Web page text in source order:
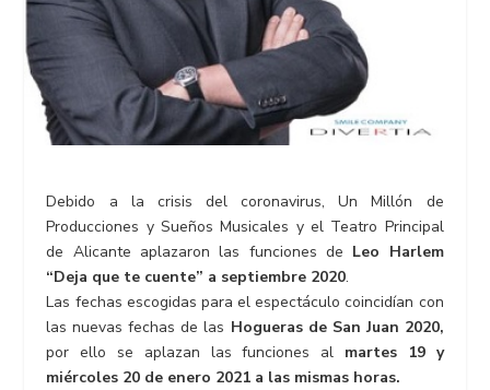
Debido a la crisis del coronavirus, Un Millón de
Producciones y Sueños Musicales y el Teatro Principal
de Alicante aplazaron las funciones de Leo Harlem
“Deja que te cuente” a septiembre 2020.
Las fechas escogidas para el espectáculo coincidían con
las nuevas fechas de las Hogueras de San Juan 2020,
por ello se aplazan las funciones al martes 19 y
miércoles 20 de enero 2021 a las mismas horas.